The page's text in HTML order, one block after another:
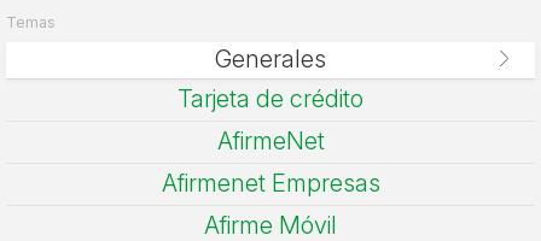
Temas
Generales
Tarjeta de crédito
AfirmeNet
Afirmenet Empresas
Afirme Móvil